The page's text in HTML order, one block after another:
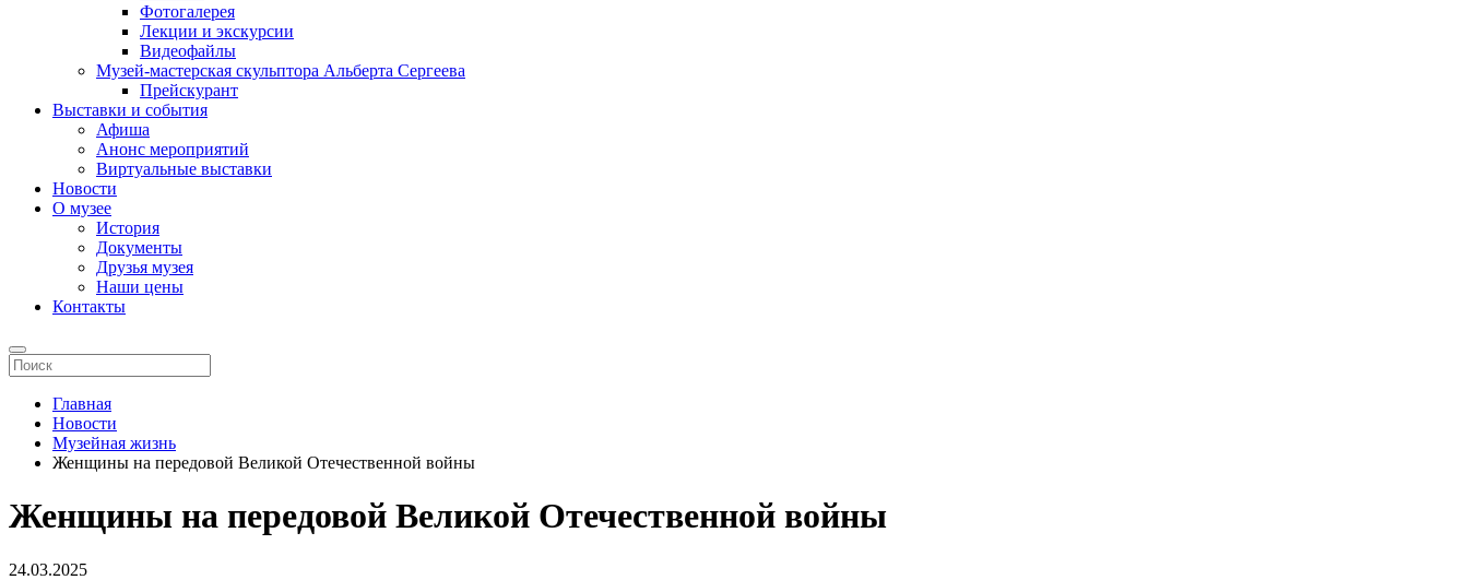
Фотогалерея
Лекции и экскурсии
Видеофайлы
Музей-мастерская скульптора Альберта Сергеева
Прейскурант
Выставки и события
Афиша
Анонс мероприятий
Виртуальные выставки
Новости
О музее
История
Документы
Друзья музея
Наши цены
Контакты
Главная
Новости
Музейная жизнь
Женщины на передовой Великой Отечественной войны
Женщины на передовой Великой Отечественной войны
24.03.2025